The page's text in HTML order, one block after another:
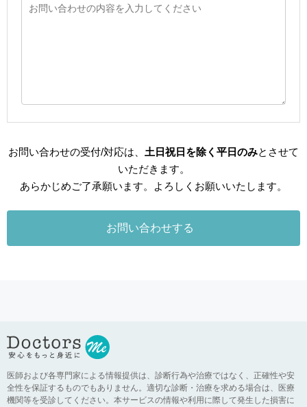
お問い合わせの受付/対応は、 土日祝日を除く平日のみとさせて
いただきます。
あらかじめご了承願います。よろしくお願いいたします。
医師および各専門家による情報提供は、診断行為や治療ではなく、正確性や安
全性を保証するものでもありません。適切な診断・治療を求める場合は、医療
機関等を受診してください。本サービスの情報や利用に際して発生した損害に